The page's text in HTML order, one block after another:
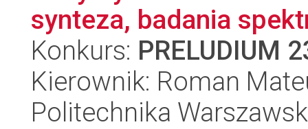
synteza, badania
Konkurs: PRELUDIUM
Kierownik: Roman
Politechnika